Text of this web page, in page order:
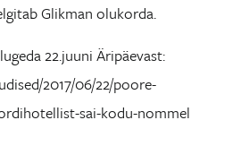
Glikman olukorda.
22.juuni Äripäevast:
2017/06/22/poore-
sai-kodu-nommel